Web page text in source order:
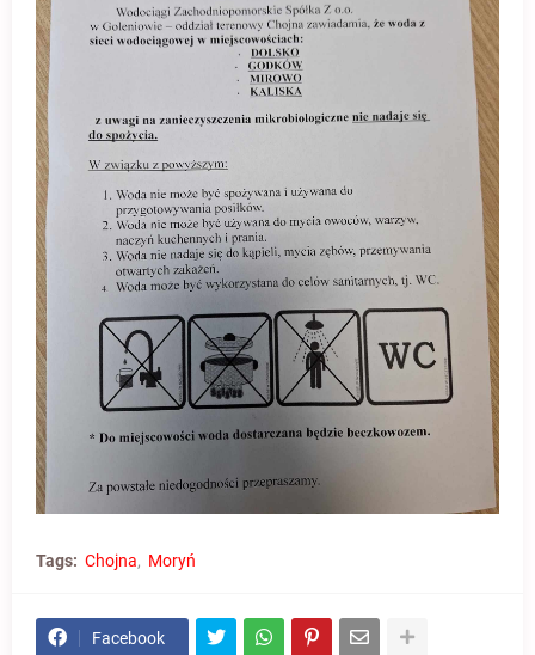
Tags: Chojna Moryń
Facebook